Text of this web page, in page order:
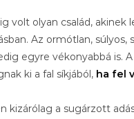
volt olyan család, akinek
Az ormótlan, súlyos,
egyre vékonyabbá is.
ki a fal síkjából, ha fel
kizárólag a sugárzott